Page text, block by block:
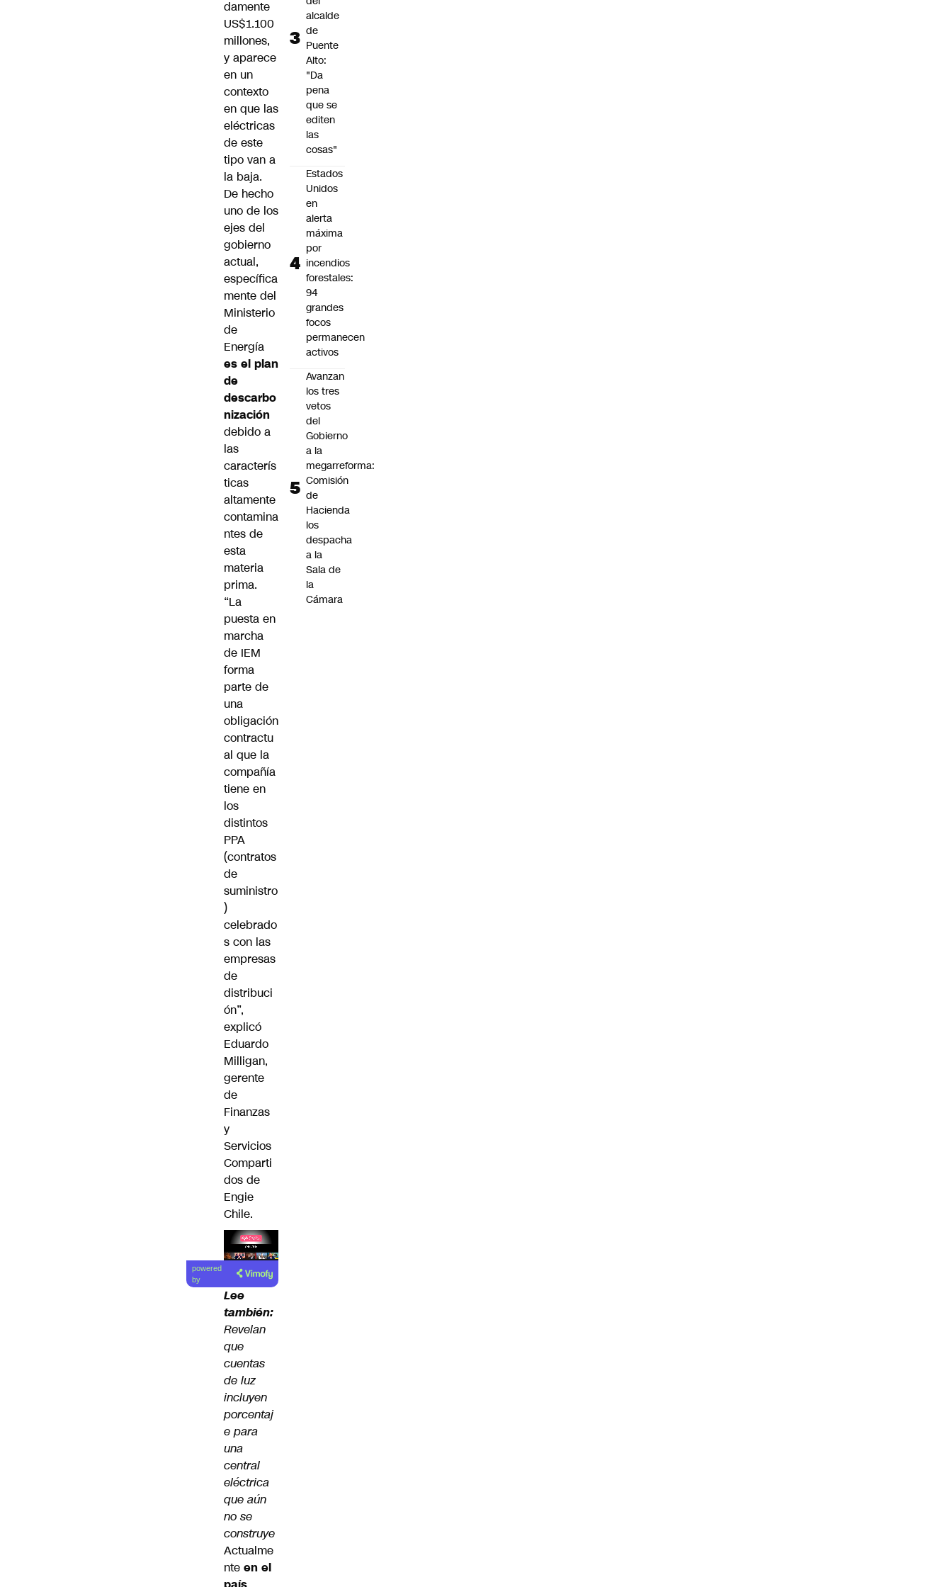
damente
US$1.100
millones,
y aparece
en un
contexto
en que las
eléctricas
de este
tipo van a
la baja.
De hecho
uno de los
ejes del
gobierno
actual,
específica
mente del
Ministerio
de
Energía
es el plan
de
descarbo
nización
debido a
las
caracterís
ticas
altamente
contamina
ntes de
esta
materia
prima.
“La
puesta en
marcha
de IEM
forma
parte de
una
obligación
contractu
al que la
compañía
tiene en
los
distintos
PPA
(contratos
de
suministro
)
celebrado
s con las
empresas
de
distribuci
ón”,
explicó
Eduardo
Milligan,
gerente
de
Finanzas
y
Servicios
Comparti
dos de
Engie
Chile.
Lea el
artículo
powered
by
Lee
también:
Revelan
que
cuentas
de luz
incluyen
porcentaj
e para
una
central
eléctrica
que aún
no se
construye
Actualme
nte en el
alcalde
de
Puente
Alto:
"Da
pena
que se
editen
las
cosas"
Estados
Unidos
en
alerta
máxima
por
incendios
forestales:
94
grandes
focos
permanecen
activos
Avanzan
los tres
vetos
del
Gobierno
a la
megarreforma:
Comisión
de
Hacienda
los
despacha
a la
Sala de
la
Cámara